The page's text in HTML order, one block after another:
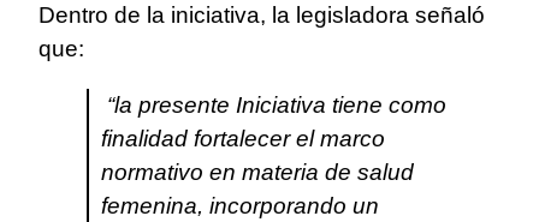
Dentro de la iniciativa, la legisladora señaló
que:
“la presente Iniciativa tiene como
finalidad fortalecer el marco
normativo en materia de salud
femenina, incorporando un